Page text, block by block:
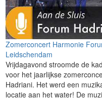
Zomerconcert Harmonie
Leidschendam
Vrijdagavond stroomde de
voor het jaarlijkse
Hadriani. Het werd een
locatie aan het water! De